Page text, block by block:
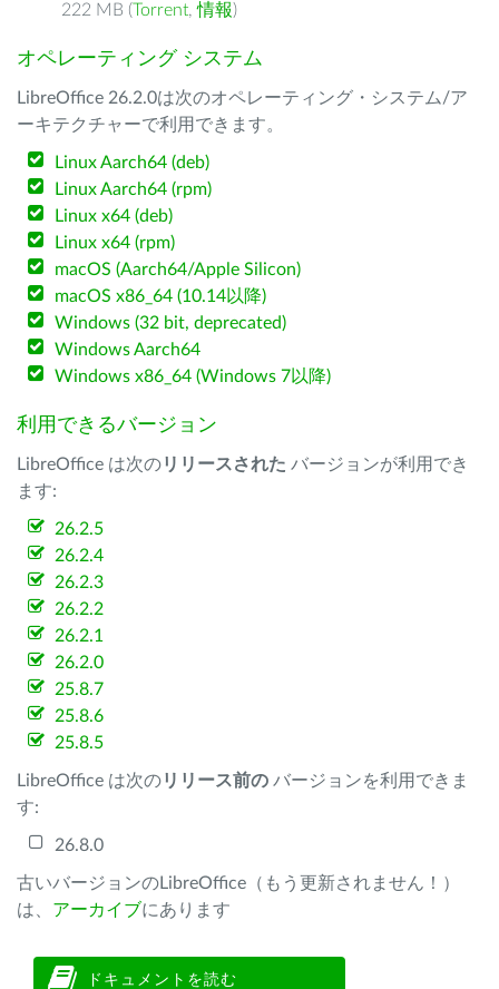
222 MB (Torrent,情報)
オペレーティング システム
LibreOffice 26.2.0は次のオペレーティング・システム/ア
ーキテクチャーで利用できます。
Linux Aarch64 (deb)
Linux Aarch64 (rpm)
Linux x64 (deb)
Linux x64 (rpm)
macOS (Aarch64/Apple Silicon)
macOS x86_64 (10.14以降)
Windows (32 bit, deprecated)
Windows Aarch64
Windows x86_64 (Windows 7以降)
利用できるバージョン
LibreOffice は次のリリースされた バージョンが利用でき
ます:
26.2.5
26.2.4
26.2.3
26.2.2
26.2.1
26.2.0
25.8.7
25.8.6
25.8.5
LibreOffice は次のリリース前の バージョンを利用できま
す:
26.8.0
古いバージョンのLibreOffice（もう更新されません！）
は、 アーカイブにあります
ドキュメントを読む